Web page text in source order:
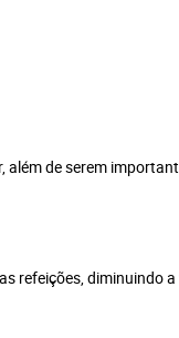
de serem
refeições, diminuindo